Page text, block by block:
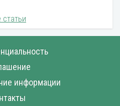
статьи
информации